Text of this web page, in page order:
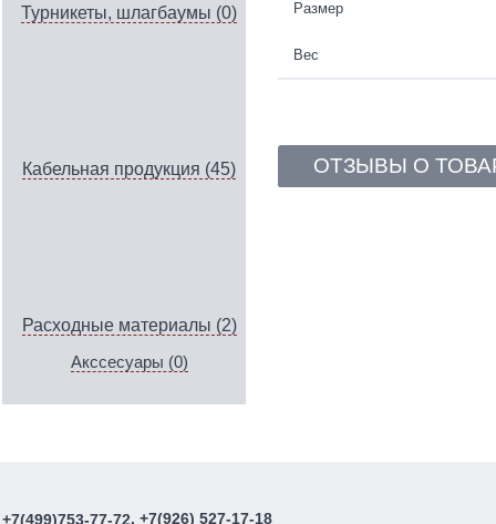
Турникеты, шлагбаумы (0)
Кабельная продукция (45)
Расходные материалы (2)
Акссесуары (0)
Размер
Вес
ОТЗЫВЫ О
+7(499)753-77-72, +7(926) 527-17-18